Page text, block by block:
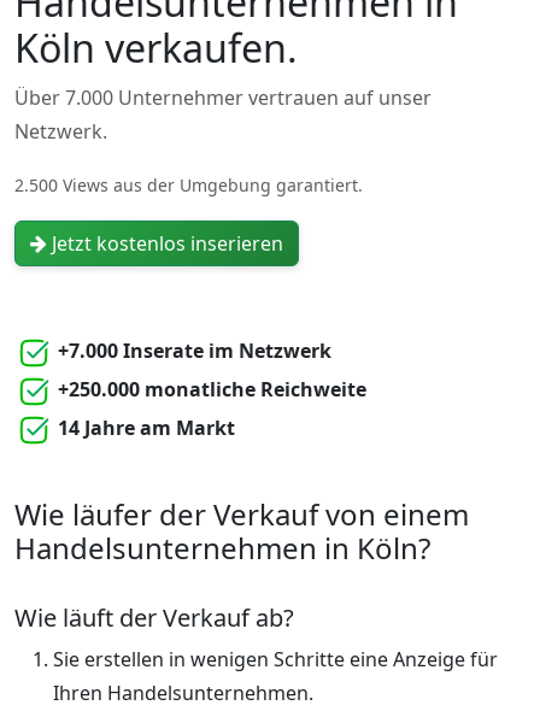
Köln verkaufen.
Über 7.000 Unternehmer vertrauen auf unser
Netzwerk.
2.500 Views aus der Umgebung garantiert.
Jetzt kostenlos inserieren
+7.000 Inserate im Netzwerk
+250.000 monatliche Reichweite
14 Jahre am Markt
Wie läufer der Verkauf von einem
Handelsunternehmen in Köln?
Wie läuft der Verkauf ab?
Sie erstellen in wenigen Schritte eine Anzeige für
Ihren Handelsunternehmen.